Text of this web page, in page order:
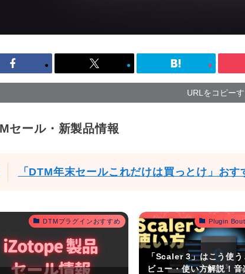
URLをコピー
セール・新製品情報
「DTM年末セールこれだけは買っとけ」お
DTMプラグインおすすめ Plugin
「Scaler 3」はこう使
ビュー・使い方解説！